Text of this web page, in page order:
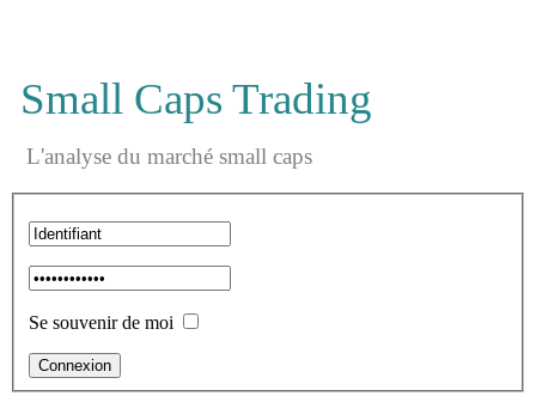
Small Caps Trading
L'analyse du marché small caps
Se souvenir de moi